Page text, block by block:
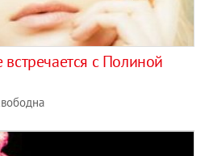
с Полиной